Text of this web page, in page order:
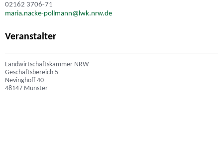
02162 3706-71
maria.nacke-pollmann@lwk.nrw.de
Veranstalter
Landwirtschaftskammer NRW
Geschäftsbereich 5
Nevinghoff 40
48147 Münster